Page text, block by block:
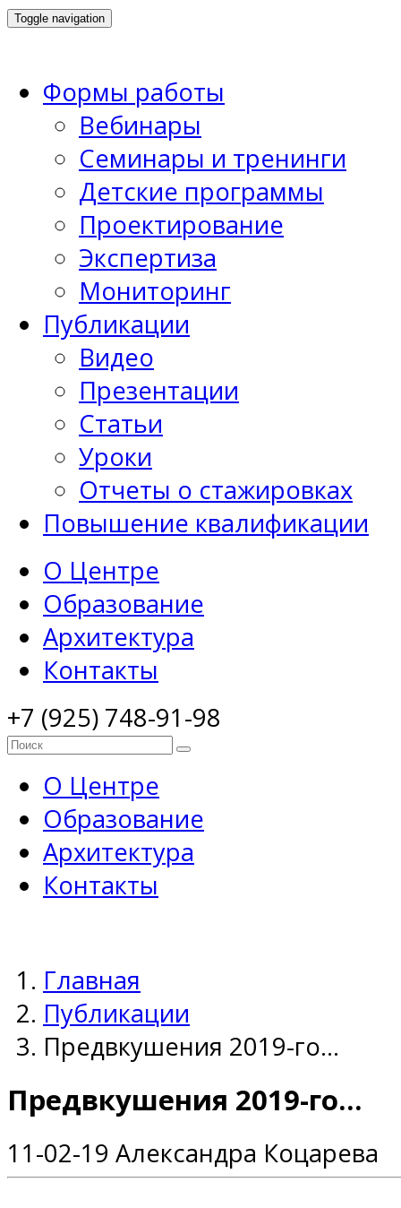
Toggle navigation
Формы работы
Вебинары
Семинары и тренинги
Детские программы
Проектирование
Экспертиза
Мониторинг
Публикации
Видео
Презентации
Статьи
Уроки
Отчеты о стажировках
Повышение квалификации
О Центре
Образование
Архитектура
Контакты
+7 (925) 748-91-98
О Центре
Образование
Архитектура
Контакты
Главная
Публикации
Предвкушения 2019-го…
Предвкушения 2019-го...
11-02-19 Александра Коцарева